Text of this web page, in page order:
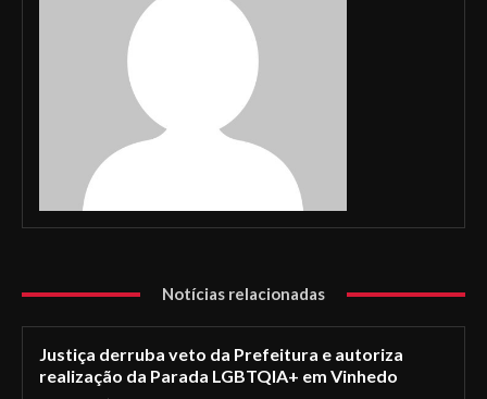
Notícias relacionadas
Justiça derruba veto da Prefeitura e autoriza
realização da Parada LGBTQIA+ em Vinhedo